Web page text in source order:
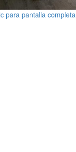
para pantalla completa